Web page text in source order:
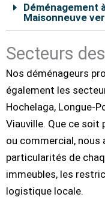
Déménagement
Maisonneuve
Secteurs
Nos déménageurs
également les
Hochelaga, Longue-
Viauville. Que ce soit
ou commercial, nous
particularités de
immeubles, les
logistique locale.